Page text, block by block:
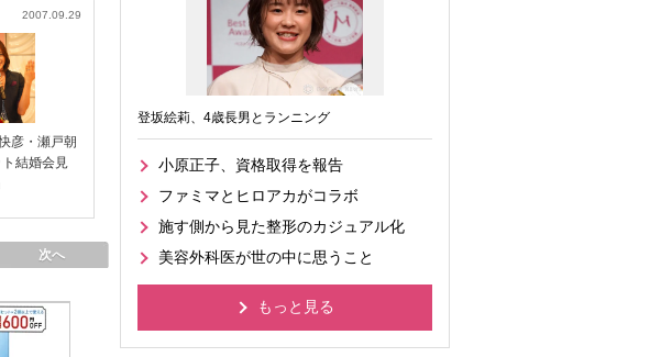
2007.09.29
彦・瀬戸朝
結婚会見
次へ
登坂絵莉、4歳長男とランニング
小原正子、資格取得を報告
ファミマとヒロアカがコラボ
施す側から見た整形のカジュアル化
美容外科医が世の中に思うこと
もっと見る